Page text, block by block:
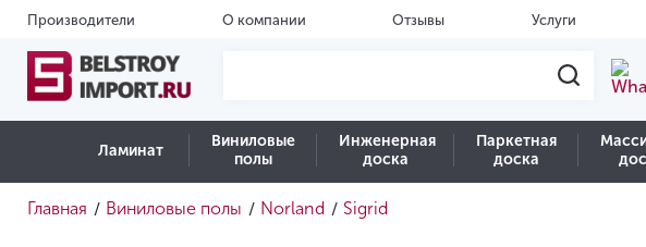
Производители О компании Отзывы Услуги
Ламинат
Виниловые
полы
Инженерная
доска
Паркетная
доска
Главная / Виниловые полы / Norland / Sigrid